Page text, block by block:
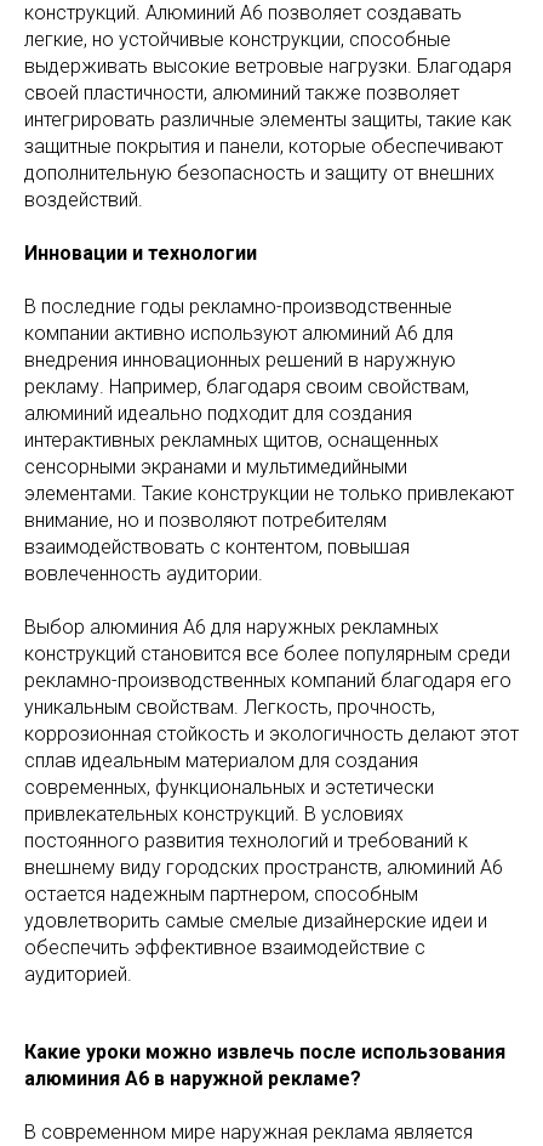
конструкций. Алюминий А6 позволяет создавать
легкие, но устойчивые конструкции, способные
выдерживать высокие ветровые нагрузки. Благодаря
своей пластичности, алюминий также позволяет
интегрировать различные элементы защиты, такие как
защитные покрытия и панели, которые обеспечивают
дополнительную безопасность и защиту от внешних
воздействий.
Инновации и технологии
В последние годы рекламно-производственные
компании активно используют алюминий А6 для
внедрения инновационных решений в наружную
рекламу. Например, благодаря своим свойствам,
алюминий идеально подходит для создания
интерактивных рекламных щитов, оснащенных
сенсорными экранами и мультимедийными
элементами. Такие конструкции не только привлекают
внимание, но и позволяют потребителям
взаимодействовать с контентом, повышая
вовлеченность аудитории.
Выбор алюминия А6 для наружных рекламных
конструкций становится все более популярным среди
рекламно-производственных компаний благодаря его
уникальным свойствам. Легкость, прочность,
коррозионная стойкость и экологичность делают этот
сплав идеальным материалом для создания
современных, функциональных и эстетически
привлекательных конструкций. В условиях
постоянного развития технологий и требований к
внешнему виду городских пространств, алюминий А6
остается надежным партнером, способным
удовлетворить самые смелые дизайнерские идеи и
обеспечить эффективное взаимодействие с
аудиторией.
Какие уроки можно извлечь после использования
алюминия А6 в наружной рекламе?
В современном мире наружная реклама является